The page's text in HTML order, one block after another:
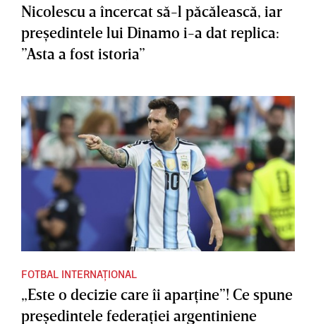
Nicolescu a încercat să-l păcălească, iar
preşedintele lui Dinamo i-a dat replica:
”Asta a fost istoria”
FOTBAL INTERNAȚIONAL
„Este o decizie care îi aparţine”! Ce spune
preşedintele federaţiei argentiniene